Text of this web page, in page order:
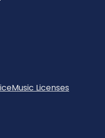
Music Licenses